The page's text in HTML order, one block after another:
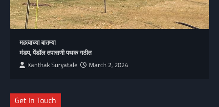
महत्वाच्या बातम्या
मंडप, पेंडॉल तपासणी पथक गठीत
Kanthak Suryatale March 2, 2024
Get In Touch